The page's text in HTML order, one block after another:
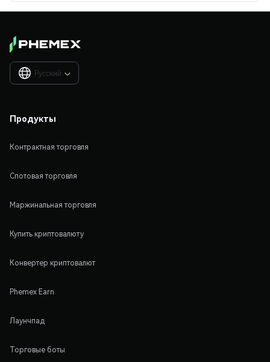
Русский 
Продукты
Контрактная торговля
Спотовая торговля
Маржинальная торговля
Купить криптовалюту
Конвертер криптовалют
Phemex Earn
Лаунчпад
Торговые боты